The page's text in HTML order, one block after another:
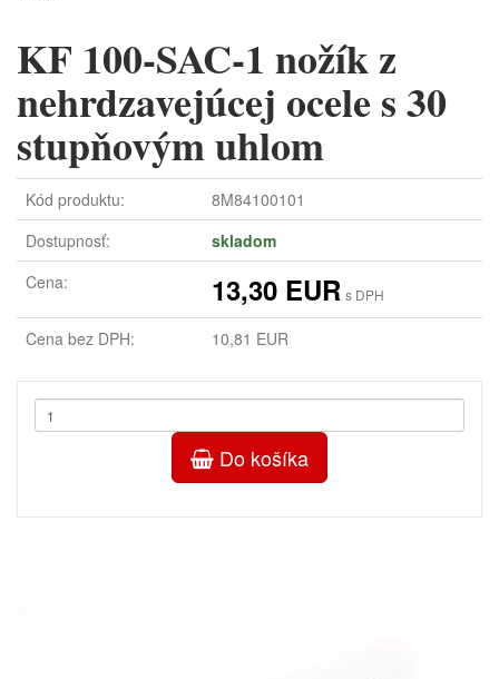
KF 100-SAC-1 nožík z
nehrdzavejúcej ocele s 30
stupňovým uhlom
Kód produktu:
8M84100101
Dostupnosť:
skladom
Cena:
13,30 EUR s DPH
Cena bez DPH: 10,81 EUR
Do košíka